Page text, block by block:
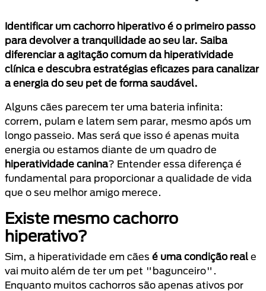
Identificar um cachorro hiperativo é o primeiro passo
para devolver a tranquilidade ao seu lar. Saiba
diferenciar a agitação comum da hiperatividade
clínica e descubra estratégias eficazes para canalizar
a energia do seu pet de forma saudável.
Alguns cães parecem ter uma bateria infinita:
correm, pulam e latem sem parar, mesmo após um
longo passeio. Mas será que isso é apenas muita
energia ou estamos diante de um quadro de
hiperatividade canina? Entender essa diferença é
fundamental para proporcionar a qualidade de vida
que o seu melhor amigo merece.
Existe mesmo cachorro
hiperativo?
Sim, a hiperatividade em cães é uma condição real e
vai muito além de ter um pet "bagunceiro".
Enquanto muitos cachorros são apenas ativos por